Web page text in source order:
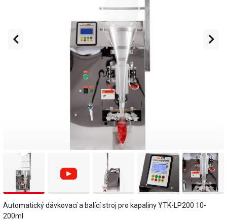
Automatický dávkovací a balící stroj pro kapaliny YTK-LP200 10-
200ml